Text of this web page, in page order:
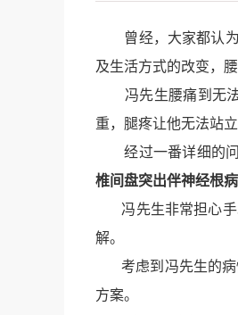
曾经，大家都认为
及生活方式的改变，
冯先生腰痛到无法
重，腿疼让他无法站
经过一番详细的问
椎间盘突出伴神经根病
冯先生非常担心手
解。
考虑到冯先生的病
方案。